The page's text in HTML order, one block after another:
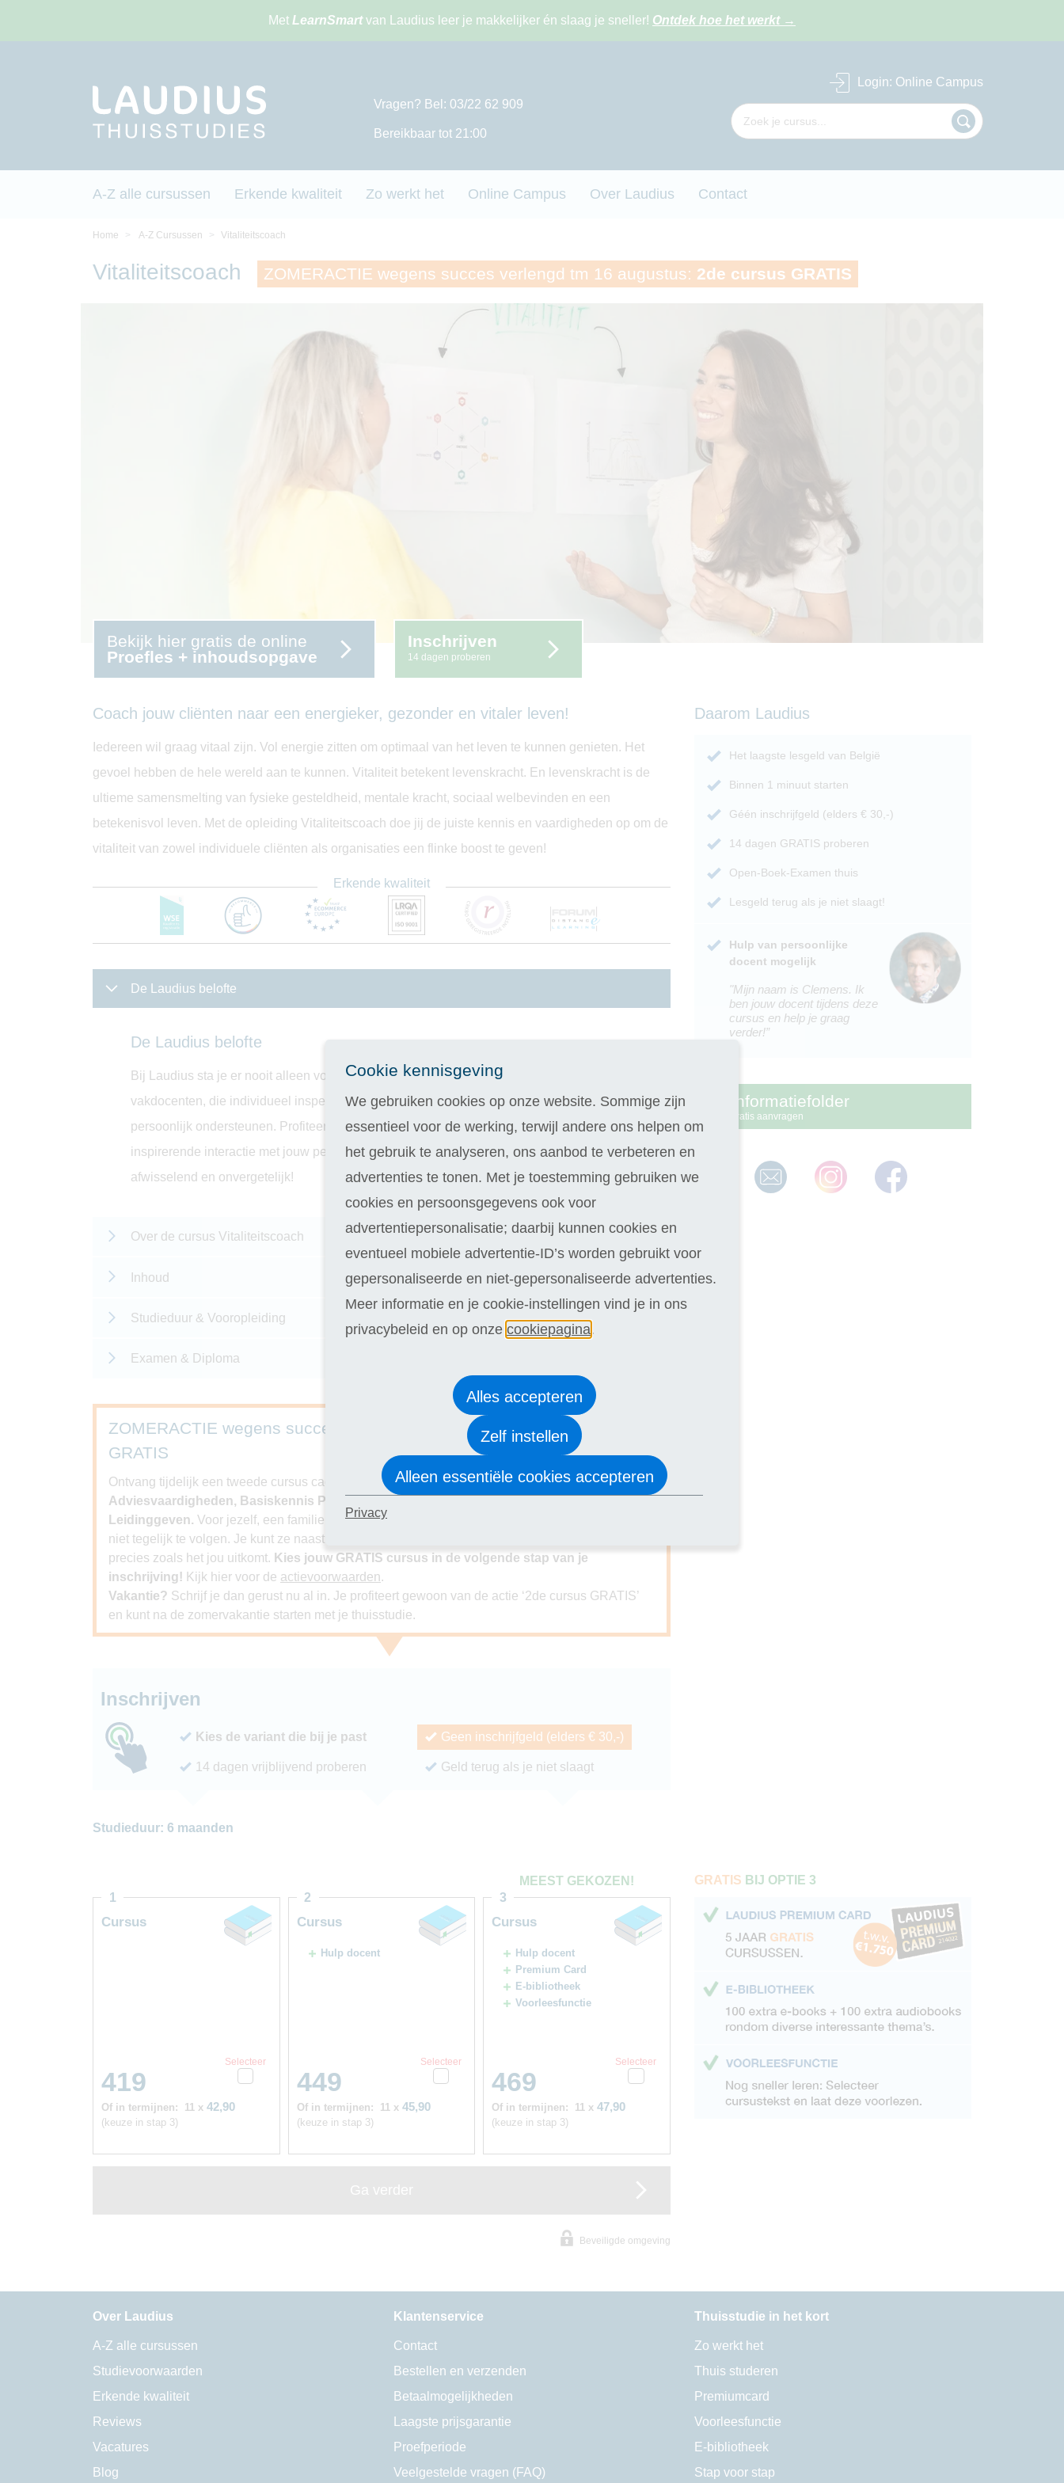
Met LearnSmartvan Laudius leer je makkelijker én slaag je sneller! Ontdek hoe het werkt →
Login: Online Campus
Vragen? Bel: 03/22 62 909
Bereikbaar tot 21:00
A-Z alle cursussen Erkende kwaliteit Zo werkt het Online Campus Over Laudius Contact
Home A-Z Cursussen Vitaliteitscoach
Vitaliteitscoach ZOMERACTIE wegens succes verlengd tm 16 augustus: 2de cursus GRATIS
Bekijk hier gratis de online
Proefles + inhoudsopgave
Inschrijven
14 dagen proberen
Coach jouw cliënten naar een energieker, gezonder en vitaler leven!
Iedereen wil graag vitaal zijn. Vol energie zitten om optimaal van het leven te kunnen genieten. Het
gevoel hebben de hele wereld aan te kunnen. Vitaliteit betekent levenskracht. En levenskracht is de
ultieme samensmelting van fysieke gesteldheid, mentale kracht, sociaal welbevinden en een
betekenisvol leven. Met de opleiding Vitaliteitscoach doe jij de juiste kennis en vaardigheden op om de
vitaliteit van zowel individuele cliënten als organisaties een flinke boost te geven!
Erkende kwaliteit
De Laudius belofte
De Laudius belofte
Bij Laudius sta je er nooit alleen voor. Je wordt begeleid door onze sympathieke
vakdocenten, die individueel inspelen op jouw behoeften, de tijd voor je nemen en je
persoonlijk ondersteunen. Profiteer van flexibele leermogelijkheden en ervaar de
inspirerende interactie met jouw persoonlijke docent. Dit maakt jouw opleiding
afwisselend en onvergetelijk!
Over de cursus Vitaliteitscoach
Inhoud
Studieduur & Vooropleiding
Examen & Diploma
ZOMERACTIE wegens succes verlengd tm 16 augustus: 2de cursus
GRATIS
Ontvang tijdelijk een tweede cursus cadeau bij je inschrijving! Kies uit de gratis cursussen
Adviesvaardigheden, Basiskennis Psychologie, Creatief schrijven, Gesprekstechnieken of
Leidinggeven. Voor jezelf, een familielid, vriend of kennis. Je hoeft de twee cursussen uiteraard
niet tegelijk te volgen. Je kunt ze naast elkaar doen, maar ook eerst de één en later de ander,
precies zoals het jou uitkomt. Kies jouw GRATIS cursus in de volgende stap van je
inschrijving! Kijk hier voor de actievoorwaarden.
Vakantie? Schrijf je dan gerust nu al in. Je profiteert gewoon van de actie ‘2de cursus GRATIS’
en kunt na de zomervakantie starten met je thuisstudie.
Inschrijven
Kies de variant die bij je past Geen inschrijfgeld (elders € 30,-)
14 dagen vrijblijvend proberen Geld terug als je niet slaagt
Studieduur: 6 maanden
Daarom Laudius
Het laagste lesgeld van België
Binnen 1 minuut starten
Géén inschrijfgeld (elders € 30,-)
14 dagen GRATIS proberen
Open-Boek-Examen thuis
Lesgeld terug als je niet slaagt!
Hulp van persoonlijke
docent mogelijk
"Mijn naam is Clemens. Ik
ben jouw docent tijdens deze
cursus en help je graag
verder!”
Informatiefolder
gratis aanvragen
Cursus
419
Selecteer
Of in termijnen: 11 x 42,90
(keuze in stap 3)
1
Cursus
Hulp docent
449
Selecteer
Of in termijnen: 11 x 45,90
(keuze in stap 3)
2
MEEST GEKOZEN!
Cursus
Hulp docent
Premium Card
E-bibliotheek
Voorleesfunctie
469
Selecteer
Of in termijnen: 11 x 47,90
(keuze in stap 3)
3
Beveiligde omgeving
GRATIS BIJ OPTIE 3
Over Laudius
A-Z alle cursussen
Studievoorwaarden
Erkende kwaliteit
Reviews
Vacatures
Blog
Klantenservice
Contact
Bestellen en verzenden
Betaalmogelijkheden
Laagste prijsgarantie
Proefperiode
Veelgestelde vragen (FAQ)
Thuisstudie in het kort
Zo werkt het
Thuis studeren
Premiumcard
Voorleesfunctie
E-bibliotheek
Stap voor stap
Cookie kennisgeving
We gebruiken cookies op onze website. Sommige zijn
essentieel voor de werking, terwijl andere ons helpen om
het gebruik te analyseren, ons aanbod te verbeteren en
advertenties te tonen. Met je toestemming gebruiken we
cookies en persoonsgegevens ook voor
advertentiepersonalisatie; daarbij kunnen cookies en
eventueel mobiele advertentie-ID’s worden gebruikt voor
gepersonaliseerde en niet-gepersonaliseerde advertenties.
Meer informatie en je cookie-instellingen vind je in ons
privacybeleid en op onze cookiepagina .
Alles accepteren
Zelf instellen
Alleen essentiële cookies accepteren
Privacy